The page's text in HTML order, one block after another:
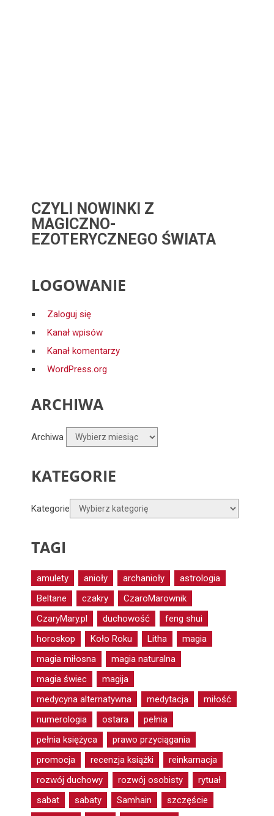
CZYLI NOWINKI Z
MAGICZNO-
EZOTERYCZNEGO ŚWIATA
LOGOWANIE
Zaloguj się
Kanał wpisów
Kanał komentarzy
WordPress.org
ARCHIWA
Archiwa
KATEGORIE
Kategorie
TAGI
amulety anioły archanioły
astrologia
Beltane
czakry
CzaroMarownik
CzaryMary.pl
duchowość
feng shui
horoskop
Koło Roku Litha
magia
magia miłosna
magia naturalna
magia świec
magija
medycyna alternatywna
medytacja
miłość
numerologia
ostara
pełnia
pełnia księżyca
prawo przyciągania
promocja
recenzja książki
reinkarnacja
rozwój duchowy
rozwój osobisty
rytuał
sabat
sabaty Samhain
szczęście